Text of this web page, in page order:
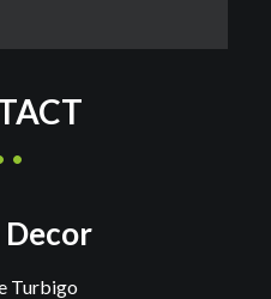
Decor
Turbigo